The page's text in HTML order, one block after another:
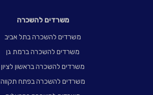
משרדים להשכרה
משרדים להשכרה בתל אביב
משרדים להשכרה ברמת גן
משרדים להשכרה בראשון לציון
משרדים להשכרה בפתח תקווה